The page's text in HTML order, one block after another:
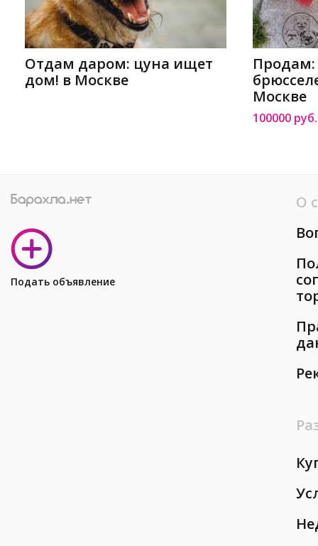
Отдам даром: цуна ищет
дом! в Москве
Продам:
Москве
100000 руб.
Подать объявление
О